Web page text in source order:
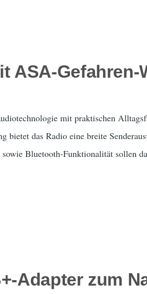
ASA-Gefahren-
mit praktischen
das Radio eine breite
Bluetooth-Funktionalität sollen
Adapter zum